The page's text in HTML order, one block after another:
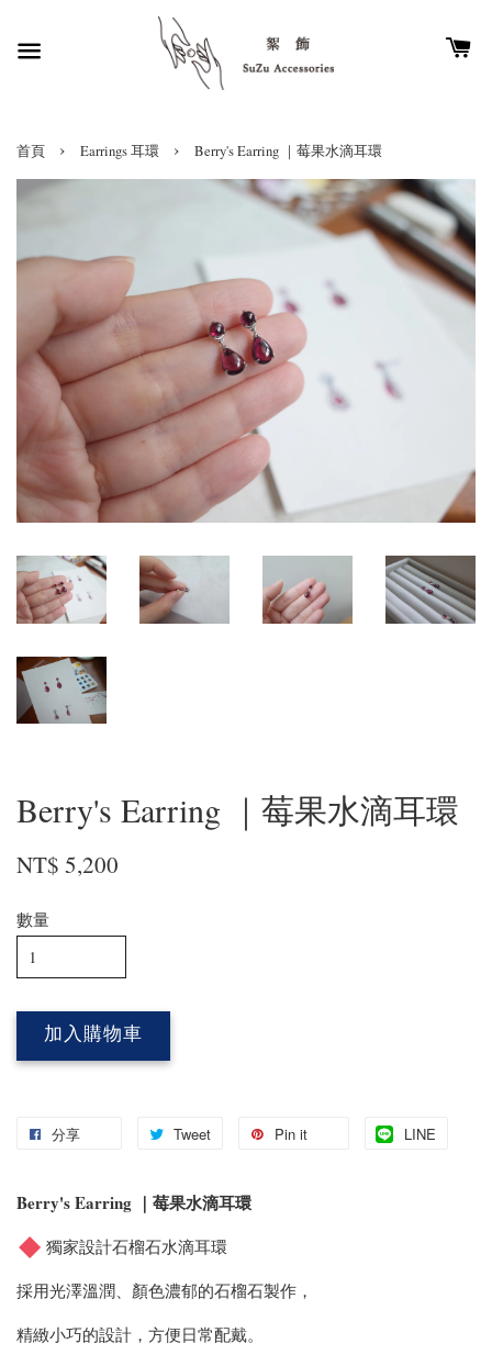
首頁 › Earrings 耳環 › Berry's Earring ｜莓果水滴耳環
Berry's Earring ｜莓果水滴耳環
NT$ 5,200
數量
加入購物車
分享 Tweet Pin it LINE
Berry's Earring ｜莓果水滴耳環
獨家設計石榴石水滴耳環
採用光澤溫潤、顏色濃郁的石榴石製作，
精緻小巧的設計，方便日常配戴。